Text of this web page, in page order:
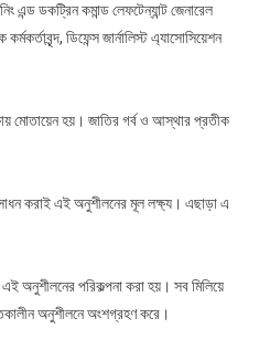
ডকট্রিন কমান্ড লেফটেন্যান্ট জেনারেল
ডিফেন্স জার্নালিস্ট এ্যাসোসিয়েশন
মোতায়েন হয়। জাতির গর্ব ও আস্থার প্রতীক
সাধন করাই এই অনুশীলনের মূল লক্ষ্য। এছাড়া এ
অনুশীলনের পরিকল্পনা করা হয়। সব মিলিয়ে
অনুশীলনে অংশগ্রহণ করে।